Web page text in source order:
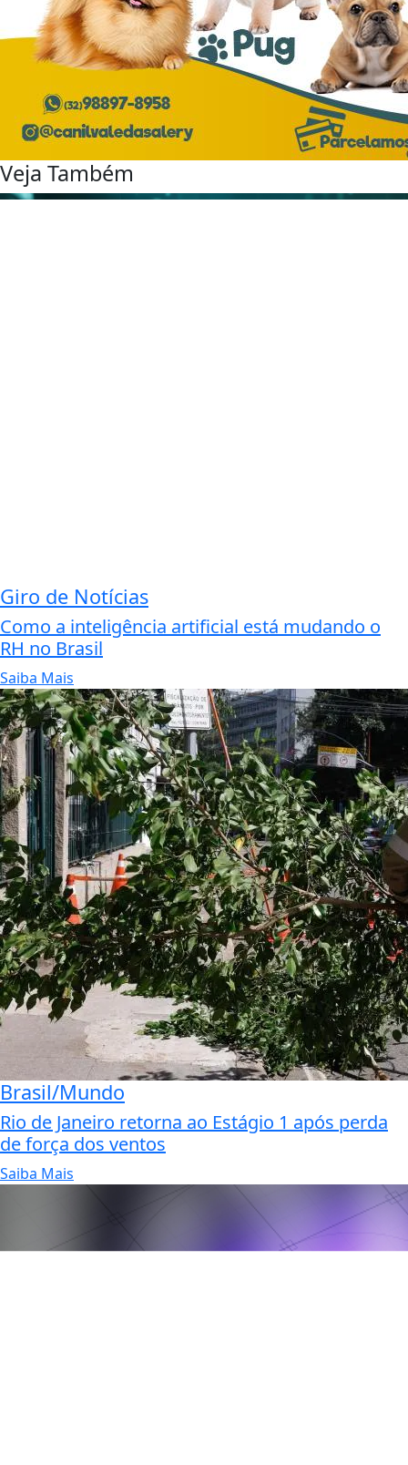
Veja Também
Giro de Notícias
Como a inteligência artificial está mudando o
RH no Brasil
Saiba Mais
Brasil/Mundo
Rio de Janeiro retorna ao Estágio 1 após perda
de força dos ventos
Saiba Mais